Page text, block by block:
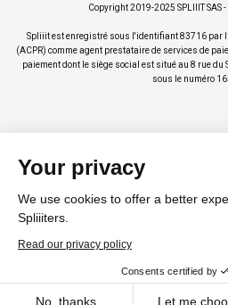
Your privacy
We use cookies to offer a better
Spliiiters.
Read our privacy policy
Consents certified by
No, thanks Let me
Cookies
Copyright 2019-2025 SPLIIIT SAS
Spliiit est enregistré sous l'identifiant 83716 par
(ACPR) comme agent prestataire de services de
paiement dont le siège social est situé au 8 rue du
sous le numéro
Cadeau pour nos
Vos abonnements jusqu'à -70%